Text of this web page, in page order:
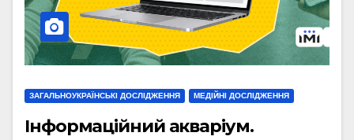
ЗАГАЛЬНОУКРАЇНСЬКІ ДОСЛІДЖЕННЯ МЕДІЙНІ ДОСЛІДЖЕННЯ
Інформаційний акваріум.